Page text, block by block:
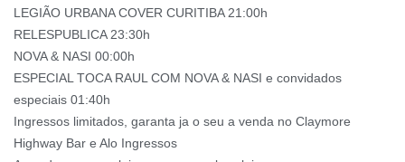
LEGIÃO URBANA COVER CURITIBA 21:00h
RELESPUBLICA 23:30h
NOVA & NASI 00:00h
ESPECIAL TOCA RAUL COM NOVA & NASI e convidados
especiais 01:40h
Ingressos limitados, garanta ja o seu a venda no Claymore
Highway Bar e Alo Ingressos